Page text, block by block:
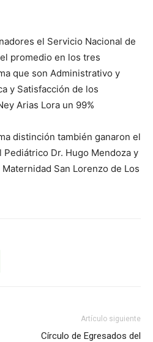
el Servicio Nacional de
promedio en los tres
que son Administrativo y
y Satisfacción de los
Arias Lora un 99%
distinción también ganaron el
Dr. Hugo Mendoza y
San Lorenzo de Los
Artículo siguiente
Círculo de Egresados del